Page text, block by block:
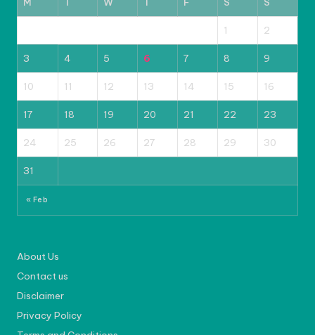
1 2
3 4 5 6 7 8 9
10 11 12 13 14 15 16
17 18 19 20 21 22 23
24 25 26 27 28 29 30
31
« Feb
About Us
Contact us
Disclaimer
Privacy Policy